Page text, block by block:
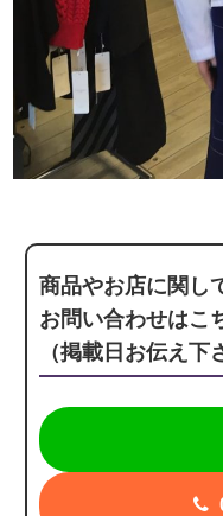
商品やお店に関し
お問い合わせはこ
（掲載日お伝え下